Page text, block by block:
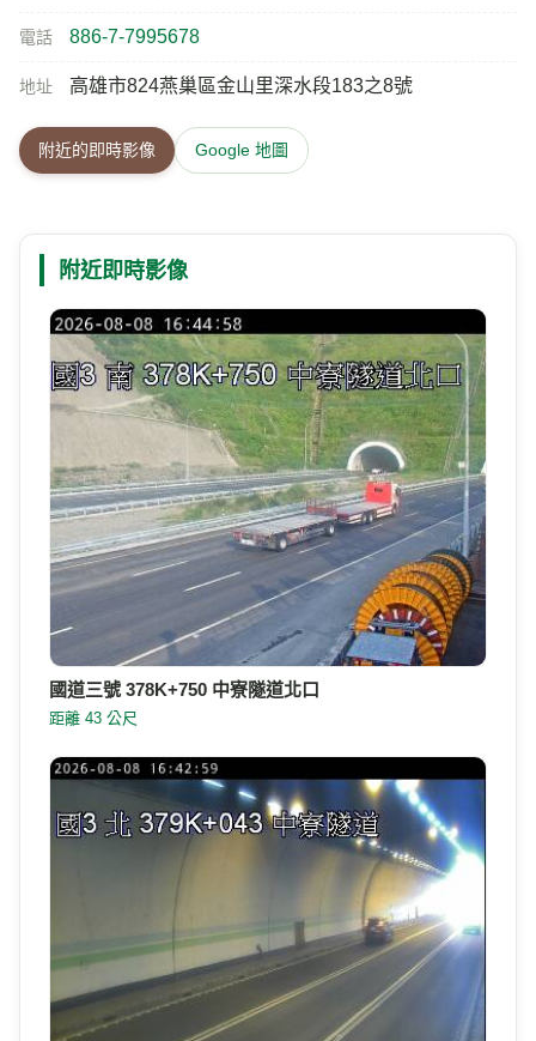
電話 886-7-7995678
地址 高雄市824燕巢區金山里深水段183之8號
附近的即時影像 Google 地圖
附近即時影像
國道三號 378K+750 中寮隧道北口
距離 43 公尺